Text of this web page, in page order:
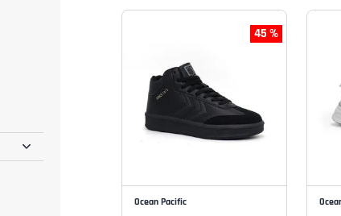
45 %
Ocean Pacific